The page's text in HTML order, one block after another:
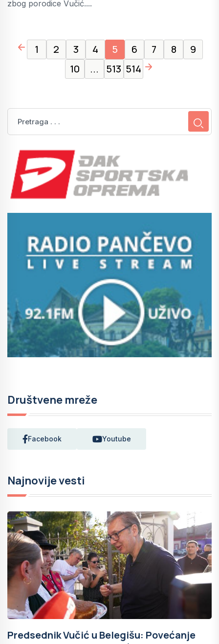
zbog porodice Vučić....
page left arrow
1 2 3 4 5 6 7 8
9
10
... 513 514
Društvene mreže
Facebook Youtube
Najnovije vesti
Predsednik Vučić u Belegišu: Povećanje